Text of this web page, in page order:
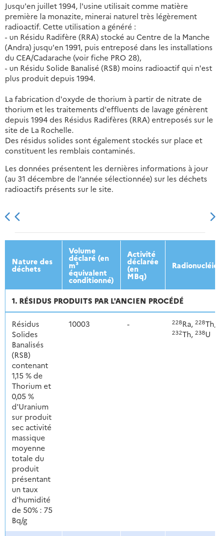
Jusqu'en juillet 1994, l'usine utilisait comme matière
première la monazite, minerai naturel très légèrement
radioactif. Cette utilisation a généré :
- un Résidu Radifère (RRA) stocké au Centre de la Manche
(Andra) jusqu'en 1991, puis entreposé dans les installations
du CEA/Cadarache (voir fiche PRO 28),
- un Résidu Solide Banalisé (RSB) moins radioactif qui n'est
plus produit depuis 1994.
La fabrication d'oxyde de thorium à partir de nitrate de
thorium et les traitements d'effluents de lavage génèrent
depuis 1994 des Résidus Radifères (RRA) entreposés sur le
site de La Rochelle.
Des résidus solides sont également stockés sur place et
constituent les remblais contaminés.
Les données présentent les dernières informations à jour
(au 31 décembre de l’année sélectionnée) sur les déchets
radioactifs présents sur le site.
2013 2014 2015 2016
Nature des
déchets
Volume
déclaré (en
m³
équivalent
conditionné)
Activité
déclarée
(en
MBq)
1. RÉSIDUS PRODUITS PAR L'ANCIEN PROCÉDÉ
Résidus
Solides
Banalisés
(RSB)
contenant
1,15 % de
Thorium et
0,05 %
d'Uranium
sur produit
sec activité
massique
moyenne
totale du
produit
présentant
un taux
d'humidité
de 50% : 75
Bq/g
10003 - 228Ra, 228Th,
232Th, 238U